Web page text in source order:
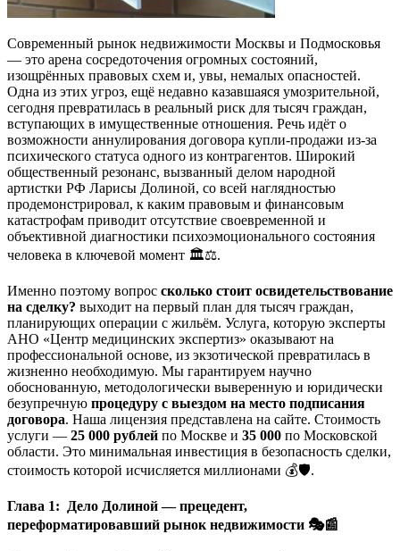
Современный рынок недвижимости Москвы и Подмосковья
— это арена сосредоточения огромных состояний,
изощрённых правовых схем и, увы, немалых опасностей.
Одна из этих угроз, ещё недавно казавшаяся умозрительной,
сегодня превратилась в реальный риск для тысяч граждан,
вступающих в имущественные отношения. Речь идёт о
возможности аннулирования договора купли-продажи из-за
психического статуса одного из контрагентов. Широкий
общественный резонанс, вызванный делом народной
артистки РФ Ларисы Долиной, со всей наглядностью
продемонстрировал, к каким правовым и финансовым
катастрофам приводит отсутствие своевременной и
объективной диагностики психоэмоционального состояния
человека в ключевой момент 🏛️⚖️.
Именно поэтому вопрос сколько стоит освидетельствование
на сделку? выходит на первый план для тысяч граждан,
планирующих операции с жильём. Услуга, которую эксперты
АНО «Центр медицинских экспертиз» оказывают на
профессиональной основе, из экзотической превратилась в
жизненно необходимую. Мы гарантируем научно
обоснованную, методологически выверенную и юридически
безупречную процедуру с выездом на место подписания
договора. Наша лицензия представлена на сайте. Стоимость
услуги — 25 000 рублей по Москве и 35 000 по Московской
области. Это минимальная инвестиция в безопасность сделки,
стоимость которой исчисляется миллионами 💰🛡️.
Глава 1: Дело Долиной — прецедент,
переформатировавший рынок недвижимости 🎭📰